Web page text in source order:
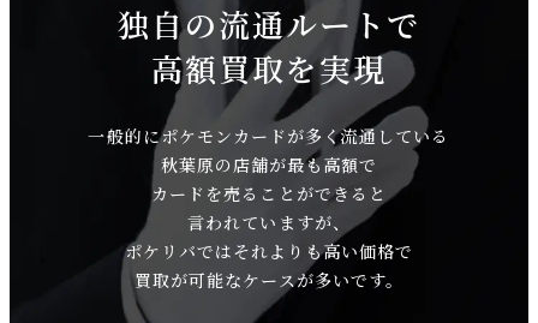
独自の流通ルートで
高額買取を実現
一般的にポケモンカードが多く流通している
秋葉原の店舗が最も高額で
カードを売ることができると
言われていますが、
ポケリバではそれよりも高い価格で
買取が可能なケースが多いです。